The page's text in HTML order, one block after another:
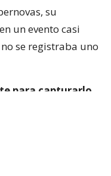
su
un evento casi
se registraba uno
para capturarlo